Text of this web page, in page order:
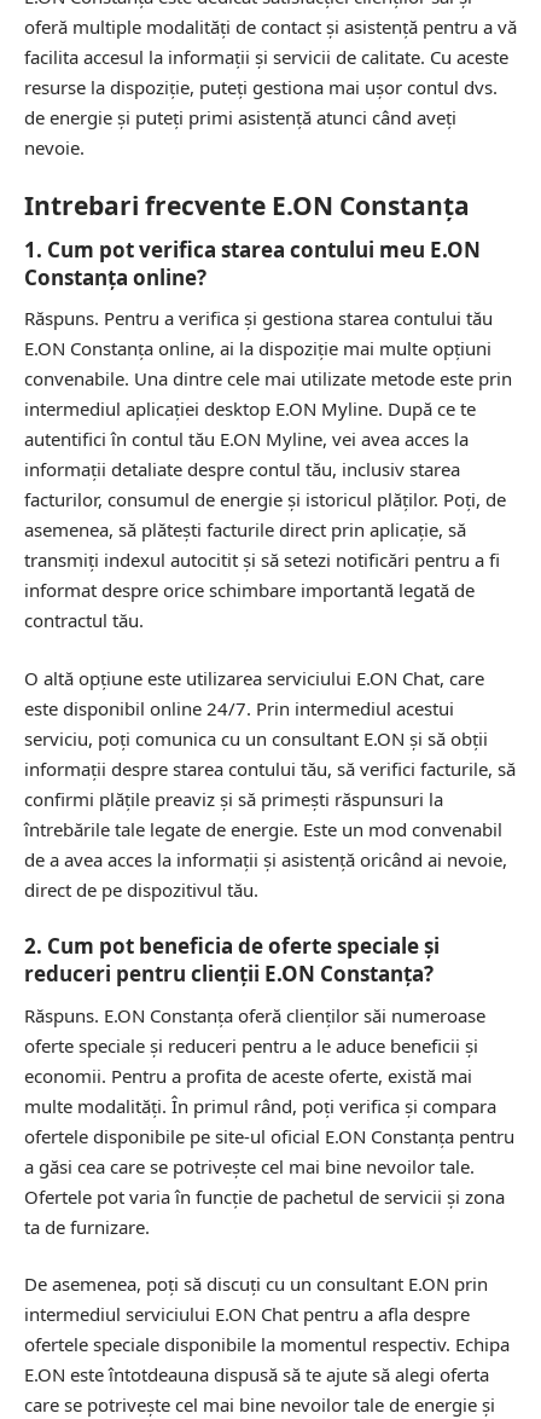
oferă multiple modalități de contact și asistență pentru a vă
facilita accesul la informații și servicii de calitate. Cu aceste
resurse la dispoziție, puteți gestiona mai ușor contul dvs.
de energie și puteți primi asistență atunci când aveți
nevoie.
Intrebari frecvente E.ON Constanța
1. Cum pot verifica starea contului meu E.ON
Constanța online?
Răspuns. Pentru a verifica și gestiona starea contului tău
E.ON Constanța online, ai la dispoziție mai multe opțiuni
convenabile. Una dintre cele mai utilizate metode este prin
intermediul aplicației desktop E.ON Myline. După ce te
autentifici în contul tău E.ON Myline, vei avea acces la
informații detaliate despre contul tău, inclusiv starea
facturilor, consumul de energie și istoricul plăților. Poți, de
asemenea, să plătești facturile direct prin aplicație, să
transmiți indexul autocitit și să setezi notificări pentru a fi
informat despre orice schimbare importantă legată de
contractul tău.
O altă opțiune este utilizarea serviciului E.ON Chat, care
este disponibil online 24/7. Prin intermediul acestui
serviciu, poți comunica cu un consultant E.ON și să obții
informații despre starea contului tău, să verifici facturile, să
confirmi plățile preaviz și să primești răspunsuri la
întrebările tale legate de energie. Este un mod convenabil
de a avea acces la informații și asistență oricând ai nevoie,
direct de pe dispozitivul tău.
2. Cum pot beneficia de oferte speciale și
reduceri pentru clienții E.ON Constanța?
Răspuns. E.ON Constanța oferă clienților săi numeroase
oferte speciale și reduceri pentru a le aduce beneficii și
economii. Pentru a profita de aceste oferte, există mai
multe modalități. În primul rând, poți verifica și compara
ofertele disponibile pe site-ul oficial E.ON Constanța pentru
a găsi cea care se potrivește cel mai bine nevoilor tale.
Ofertele pot varia în funcție de pachetul de servicii și zona
ta de furnizare.
De asemenea, poți să discuți cu un consultant E.ON prin
intermediul serviciului E.ON Chat pentru a afla despre
ofertele speciale disponibile la momentul respectiv. Echipa
E.ON este întotdeauna dispusă să te ajute să alegi oferta
care se potrivește cel mai bine nevoilor tale de energie și